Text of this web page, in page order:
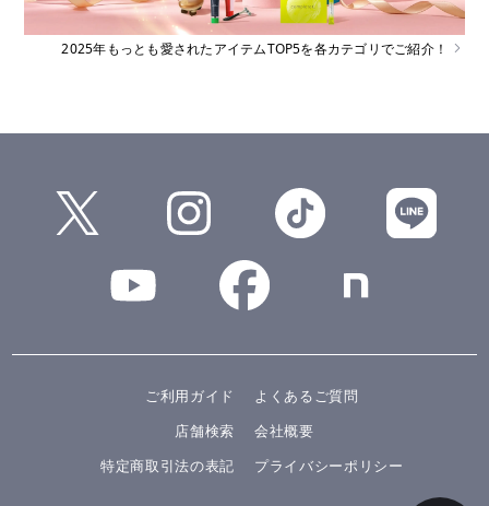
2025年もっとも愛されたアイテムTOP5を各カテゴリでご紹介！
ご利用ガイド
よくあるご質問
店舗検索
会社概要
特定商取引法の表記
プライバシーポリシー